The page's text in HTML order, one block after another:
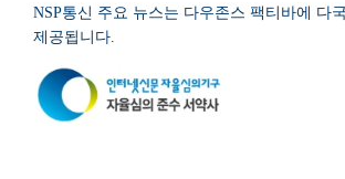
NSP통신 주요 뉴스는 다우존스 팩티바에 다
제공됩니다.